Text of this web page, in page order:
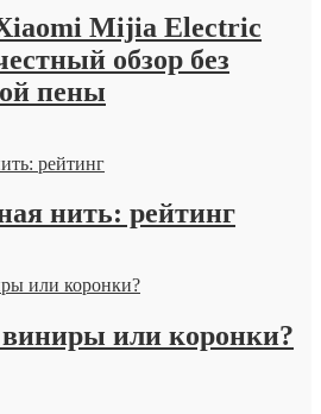
Mijia Electric
обзор без
пены
нить: рейтинг
или коронки?